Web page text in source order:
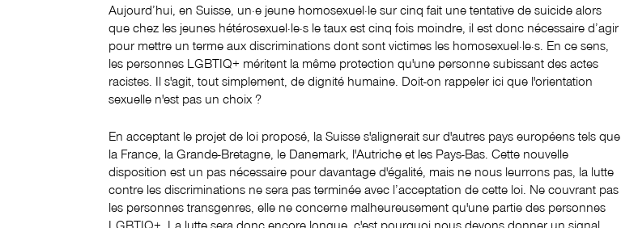
Aujourd’hui, en Suisse, un·e jeune homosexuel·le sur cinq fait une tentative de suicide alors
que chez les jeunes hétérosexuel·le·s le taux est cinq fois moindre, il est donc nécessaire d’agir
pour mettre un terme aux discriminations dont sont victimes les homosexuel·le·s. En ce sens,
les personnes LGBTIQ+ méritent la même protection qu'une personne subissant des actes
racistes. Il s'agit, tout simplement, de dignité humaine. Doit-on rappeler ici que l'orientation
sexuelle n'est pas un choix ?
En acceptant le projet de loi proposé, la Suisse s'alignerait sur d'autres pays européens tels que
la France, la Grande-Bretagne, le Danemark, l'Autriche et les Pays-Bas. Cette nouvelle
disposition est un pas nécessaire pour davantage d'égalité, mais ne nous leurrons pas, la lutte
contre les discriminations ne sera pas terminée avec l’acceptation de cette loi. Ne couvrant pas
les personnes transgenres, elle ne concerne malheureusement qu'une partie des personnes
LGBTIQ+. La lutte sera donc encore longue, c'est pourquoi nous devons donner un signal